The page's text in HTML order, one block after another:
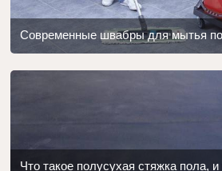
Современные швабры для мытья
Что такое полусухая стяжка пола, и